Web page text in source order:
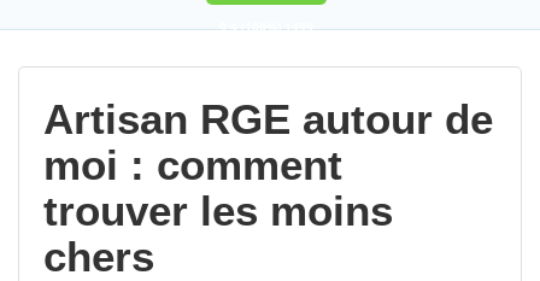
9,4(100%)1499
votes
Artisan RGE autour de
moi : comment
trouver les moins
chers